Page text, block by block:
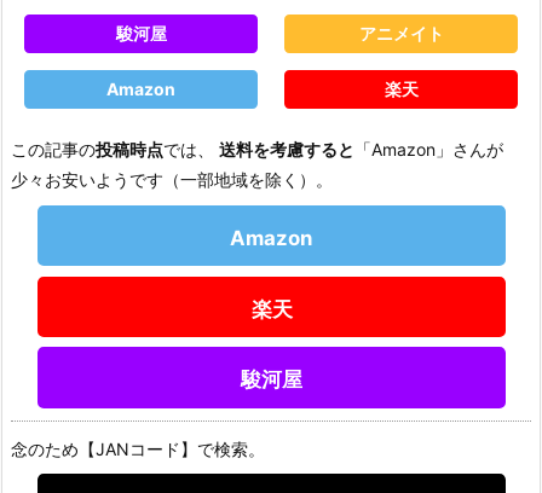
駿河屋 アニメイト
Amazon 楽天
この記事の投稿時点では、 送料を考慮すると 「Amazon」さんが
少々お安いようです（一部地域を除く）。
Amazon
楽天
駿河屋
念のため【JANコード】で検索。